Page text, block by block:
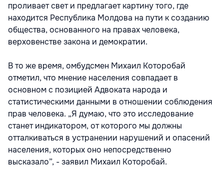
проливает свет и предлагает картину того, где
находится Республика Молдова на пути к созданию
общества, основанного на правах человека,
верховенстве закона и демократии.
В то же время, омбудсмен Михаил Которобай
отметил, что мнение населения совпадает в
основном с позицией Адвоката народа и
статистическими данными в отношении соблюдения
прав человека. „Я думаю, что это исследование
станет индикатором, от которого мы должны
отталкиваться в устранении нарушений и опасений
населения, которых оно непосредственно
высказало”, - заявил Михаил Которобай.